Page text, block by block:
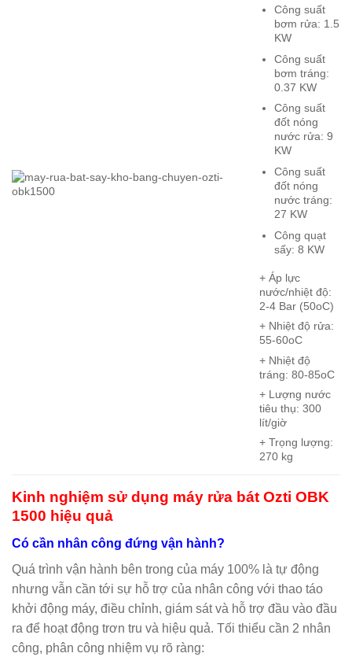
Công suất
bơm rửa: 1.5
KW
Công suất
bơm tráng:
0.37 KW
Công suất
đốt nóng
nước rửa: 9
KW
Công suất
đốt nóng
nước tráng:
27 KW
Công quạt
sấy: 8 KW
+ Áp lực
nước/nhiệt độ:
2-4 Bar (50oC)
+ Nhiệt độ rửa:
55-60oC
+ Nhiệt độ
tráng: 80-85oC
+ Lượng nước
tiêu thụ: 300
lít/giờ
+ Trọng lượng:
270 kg
Kinh nghiệm sử dụng máy rửa bát Ozti OBK
1500 hiệu quả
Có cần nhân công đứng vận hành?
Quá trình vận hành bên trong của máy 100% là tự động
nhưng vẫn cần tới sự hỗ trợ của nhân công với thao táo
khởi động máy, điều chỉnh, giám sát và hỗ trợ đầu vào đầu
ra để hoạt động trơn tru và hiệu quả. Tối thiểu cần 2 nhân
công, phân công nhiệm vụ rõ ràng: